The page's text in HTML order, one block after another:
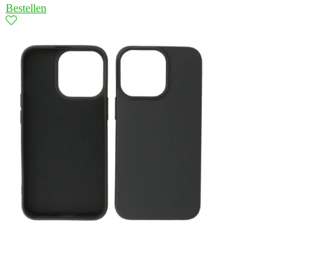
Bestellen